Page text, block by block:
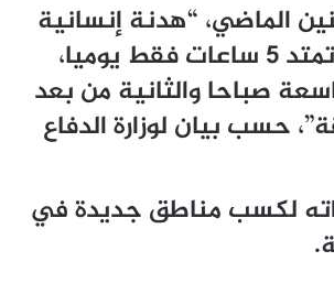
الماضي، “هدنة إنسانية
يومية” في الغوطة الشرقية، بدءًا من الثلاثاء وتمتد 5 ساعات فقط يوميا،
صباحا والثانية من بعد
حسب بيان لوزارة الدفاع
لكسب مناطق جديدة في